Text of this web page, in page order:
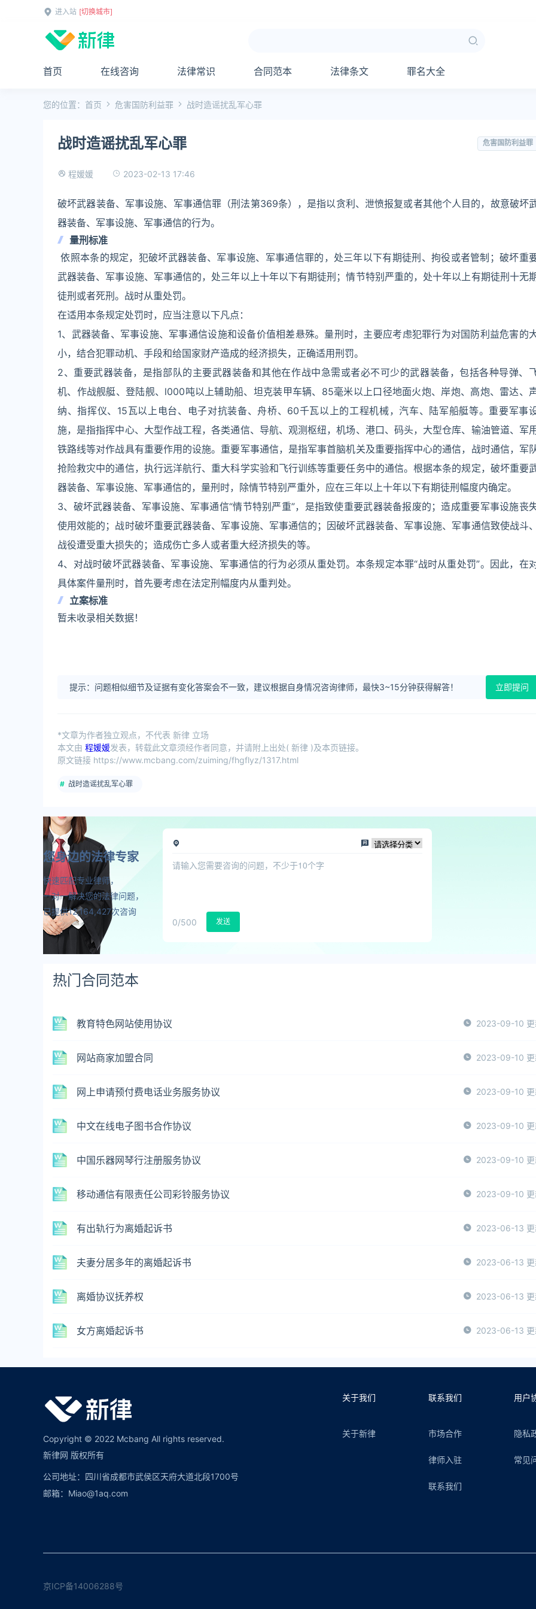
进入站 [切换城市]
首页 在线咨询 法律常识 合同范本 法律条文 罪名大全
您的位置： 首页 危害国防利益罪 战时造谣扰乱军心罪
战时造谣扰乱军心罪 危害国防利益罪
程媛媛 2023-02-13 17:46
破坏武器装备、军事设施、军事通信罪（刑法第369条），是指以贪利、泄愤报复或者其他个人目的，故意破坏
器装备、军事设施、军事通信的行为。
量刑标准
依照本条的规定，犯破坏武器装备、军事设施、军事通信罪的，处三年以下有期徒刑、拘役或者管制；破坏重
武器装备、军事设施、军事通信的，处三年以上十年以下有期徒刑；情节特别严重的，处十年以上有期徒刑十无
徒刑或者死刑。战时从重处罚。
在适用本条规定处罚时，应当注意以下凡点：
1、武器装备、军事设施、军事通信设施和设备价值相差悬殊。量刑时，主要应考虑犯罪行为对国防利益危害的
小，结合犯罪动机、手段和给国家财产造成的经济损失，正确适用刑罚。
2、重要武器装备，是指部队的主要武器装备和其他在作战中急需或者必不可少的武器装备，包括各种导弹、
机、作战舰艇、登陆舰、l000吨以上辅助船、坦克装甲车辆、85毫米以上口径地面火炮、岸炮、高炮、雷达、
纳、指挥仪、15瓦以上电台、电子对抗装备、舟桥、60千瓦以上的工程机械，汽车、陆军船艇等。重要军事
施，是指指挥中心、大型作战工程，各类通信、导航、观测枢纽，机场、港口、码头，大型仓库、输油管道、军
铁路线等对作战具有重要作用的设施。重要军事通信，是指军事首脑机关及重要指挥中心的通信，战时通信，军
抢险救灾中的通信，执行远洋航行、重大科学实验和飞行训练等重要任务中的通信。根据本条的规定，破坏重要
器装备、军事设施、军事通信的，量刑时，除情节特别严重外，应在三年以上十年以下有期徒刑幅度内确定。
3、破坏武器装备、军事设施、军事通信“情节特别严重”，是指致使重要武器装备报废的；造成重要军事设施丧
使用效能的；战时破坏重要武器装备、军事设施、军事通信的；因破坏武器装备、军事设施、军事通信致使战斗
战役遭受重大损失的；造成伤亡多人或者重大经济损失的等。
4、对战时破坏武器装备、军事设施、军事通信的行为必须从重处罚。本条规定本罪“战时从重处罚”。因此，在
具体案件量刑时，首先要考虑在法定刑幅度内从重判处。
立案标准
暂未收录相关数据！
提示：问题相似细节及证据有变化答案会不一致，建议根据自身情况咨询律师，最快3~15分钟获得解答！ 立即提问
*文章为作者独立观点，不代表 新律 立场
本文由 程媛媛发表，转载此文章须经作者同意，并请附上出处( 新律 )及本页链接。
原文链接 https://www.mcbang.com/zuiming/fhgflyz/1317.html
战时造谣扰乱军心罪
您身边的法律专家
快速匹配专业律师，
一对一解决您的法律问题，
已提供12,164,427次咨询
0/500 发送
热门合同范本
教育特色网站使用协议 2023-09-10 更
网站商家加盟合同 2023-09-10 更
网上申请预付费电话业务服务协议 2023-09-10 更
中文在线电子图书合作协议 2023-09-10 更
中国乐器网琴行注册服务协议 2023-09-10 更
移动通信有限责任公司彩铃服务协议 2023-09-10 更
有出轨行为离婚起诉书 2023-06-13 更
夫妻分居多年的离婚起诉书 2023-06-13 更
离婚协议抚养权 2023-06-13 更
女方离婚起诉书 2023-06-13 更
Copyright © 2022 Mcbang All rights reserved.
新律网 版权所有
公司地址：四川省成都市武侯区天府大道北段1700号
邮箱：Miao@1aq.com
关于我们
关于新律
联系我们
市场合作
律师入驻
联系我们
用户
隐私
常见
京ICP备14006288号